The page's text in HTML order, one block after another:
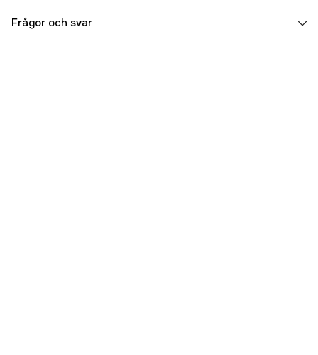
Referensnummer 5000072370
Frågor och svar